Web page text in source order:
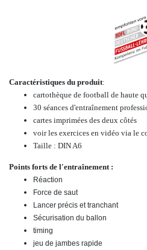
Caractéristiques du produit:
cartothèque de football de haute
30 séances d'entraînement
cartes imprimées des deux côtés
voir les exercices en vidéo via le
Taille : DIN A6
Points forts de l'entraînement :
Réaction
Force de saut
Lancer précis et tranchant
Sécurisation du ballon
timing
jeu de jambes rapide